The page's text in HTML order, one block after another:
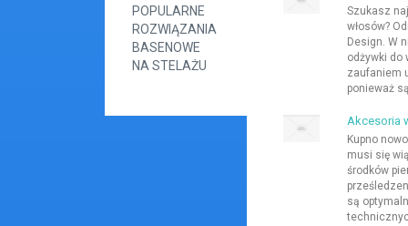
POPULARNE
ROZWIĄZANIA
BASENOWE
NA STELAŻU
Szukasz
włosów?
Design. W
odżywki do
zaufaniem
ponieważ
Akcesoria
Kupno
musi się
środków
są